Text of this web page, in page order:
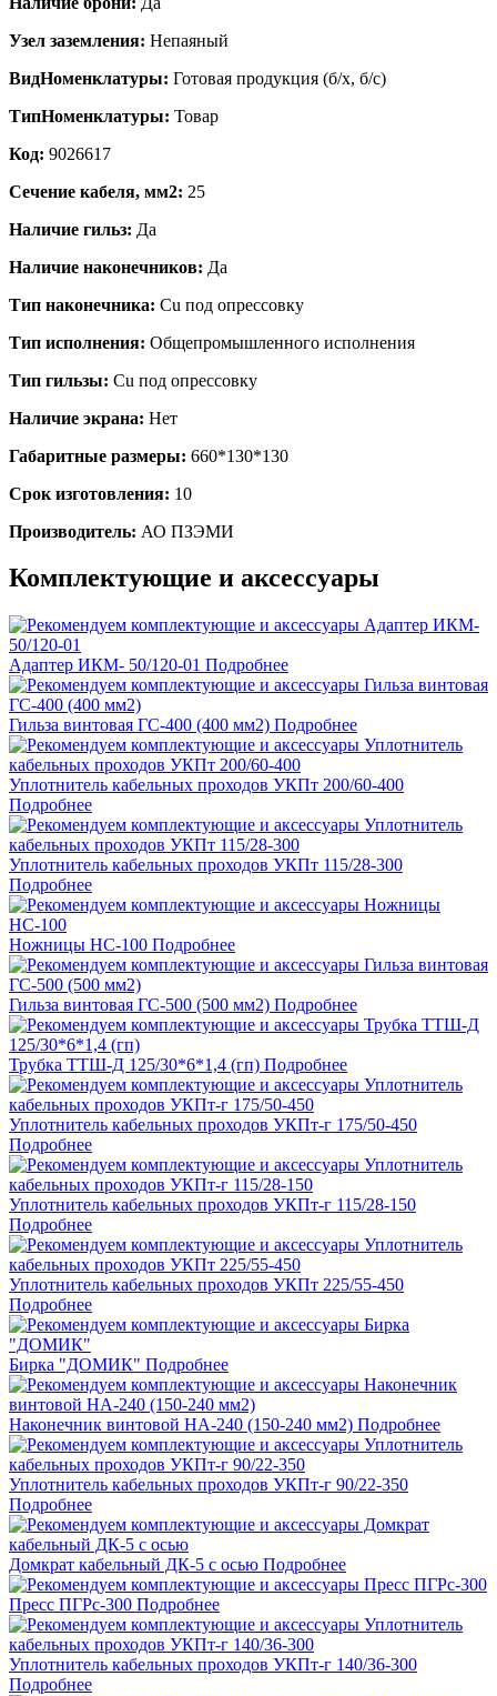
Узел заземления: Непаяный
ВидНоменклатуры: Готовая продукция (б/х, б/с)
ТипНоменклатуры: Товар
Код: 9026617
Сечение кабеля, мм2: 25
Наличие гильз: Да
Наличие наконечников: Да
Тип наконечника: Cu под опрессовку
Тип исполнения: Общепромышленного исполнения
Тип гильзы: Cu под опрессовку
Наличие экрана: Нет
Габаритные размеры: 660*130*130
Срок изготовления: 10
Производитель: АО ПЗЭМИ
Комплектующие и аксессуары
Адаптер ИКМ- 50/120-01 Подробнее
Гильза винтовая ГС-400 (400 мм2) Подробнее
Уплотнитель кабельных проходов УКПт 200/60-400
Подробнее
Уплотнитель кабельных проходов УКПт 115/28-300
Подробнее
Ножницы НС-100 Подробнее
Гильза винтовая ГС-500 (500 мм2) Подробнее
Трубка ТТШ-Д 125/30*6*1,4 (гп) Подробнее
Уплотнитель кабельных проходов УКПт-г 175/50-450
Подробнее
Уплотнитель кабельных проходов УКПт-г 115/28-150
Подробнее
Уплотнитель кабельных проходов УКПт 225/55-450
Подробнее
Бирка "ДОМИК" Подробнее
Наконечник винтовой НА-240 (150-240 мм2) Подробнее
Уплотнитель кабельных проходов УКПт-г 90/22-350
Подробнее
Домкрат кабельный ДК-5 с осью Подробнее
Пресс ПГРс-300 Подробнее
Уплотнитель кабельных проходов УКПт-г 140/36-300
Подробнее